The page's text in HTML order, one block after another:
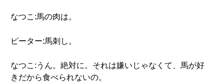
なつこ:馬の肉は。
ピーター:馬刺し。
なつこ:うん。絶対に。それは嫌いじゃなくて、馬が好
きだから食べられないの。